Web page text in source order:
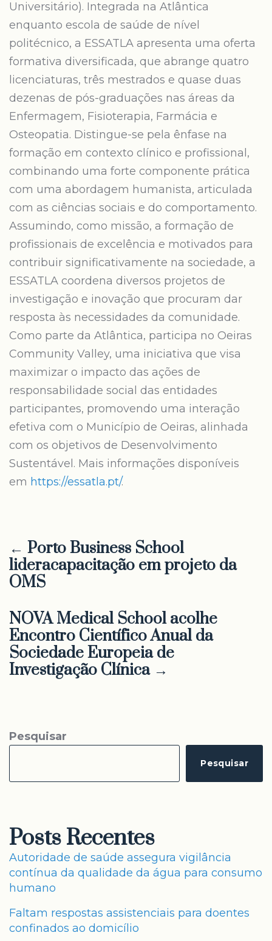
Universitário). Integrada na Atlântica
enquanto escola de saúde de nível
politécnico, a ESSATLA apresenta uma oferta
formativa diversificada, que abrange quatro
licenciaturas, três mestrados e quase duas
dezenas de pós-graduações nas áreas da
Enfermagem, Fisioterapia, Farmácia e
Osteopatia. Distingue-se pela ênfase na
formação em contexto clínico e profissional,
combinando uma forte componente prática
com uma abordagem humanista, articulada
com as ciências sociais e do comportamento.
Assumindo, como missão, a formação de
profissionais de excelência e motivados para
contribuir significativamente na sociedade, a
ESSATLA coordena diversos projetos de
investigação e inovação que procuram dar
resposta às necessidades da comunidade.
Como parte da Atlântica, participa no Oeiras
Community Valley, uma iniciativa que visa
maximizar o impacto das ações de
responsabilidade social das entidades
participantes, promovendo uma interação
efetiva com o Município de Oeiras, alinhada
com os objetivos de Desenvolvimento
Sustentável. Mais informações disponíveis
em https://essatla.pt/.
← Porto Business School
lideracapacitação em projeto da
OMS
NOVA Medical School acolhe
Encontro Científico Anual da
Sociedade Europeia de
Investigação Clínica →
Pesquisar
Pesquisar
Posts Recentes
Autoridade de saúde assegura vigilância
contínua da qualidade da água para consumo
humano
Faltam respostas assistenciais para doentes
confinados ao domicílio